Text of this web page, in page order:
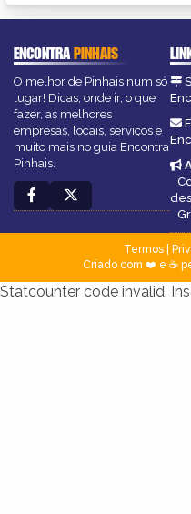
ENCONTRAPINHAIS
O melhor de Pinhais num só
lugar! Dicas, onde ir, o que
fazer, as melhores
empresas, locais, serviços e
muito mais no guia Encontra
Pinhais.
Termos|
Criado com ❤️ e ☕
Statcounter code invalid.